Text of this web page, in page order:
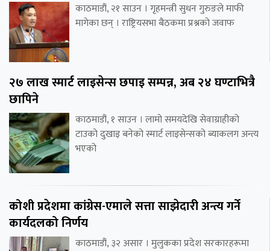
काठमाडौं, २१ साउन । गृहमन्त्री सुधन गुरुङले माफी
मागेका छन् । राष्ट्रियसभा बैठकमा प्रश्नको जवाफ
२७ लाख स्मार्ट लाइसेन्स छपाइ सम्पन्न, अब २४ घण्टाभित्रै
छापिने
काठमाडौं, १ साउन । लामो समयदेखि सेवाग्राहीको
टाउको दुखाइ बनेको स्मार्ट लाइसेन्सको ब्याकलग अन्त्य
भएको
कोशी प्रदेशमा कांग्रेस-एमाले सत्ता साझेदारी अन्त्य गर्ने
कार्यदलको निर्णय
काठमाडौं, ३२ असार । मुलुकका प्रदेश सरकारहरूमा